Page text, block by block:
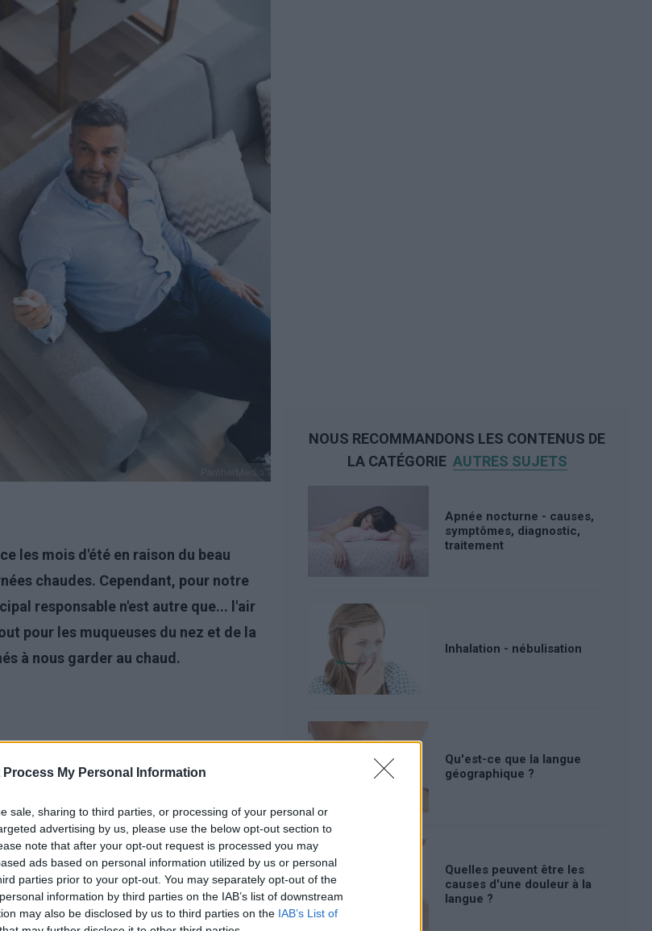
Process My Personal Information
sale, sharing to third parties, or processing of your personal or
advertising by us, please use the below opt-out section to
note that after your opt-out request is processed you may
ads based on personal information utilized by us or personal
parties prior to your opt-out. You may separately opt-out of the
information by third parties on the IAB’s list of downstream
may also be disclosed by us to third parties on the IAB’s List of
PantherMedia
les mois d'été en raison du beau
chaudes. Cependant, pour notre
responsable n'est autre que... l'air
pour les muqueuses du nez et de la
à nous garder au chaud.
NOUS RECOMMANDONS LES CONTENUS DE
LA CATÉGORIE AUTRES SUJETS
Apnée nocturne - causes,
symptômes, diagnostic,
traitement
Inhalation - nébulisation
Qu'est-ce que la langue
géographique ?
Quelles peuvent être les
causes d'une douleur à la
langue ?